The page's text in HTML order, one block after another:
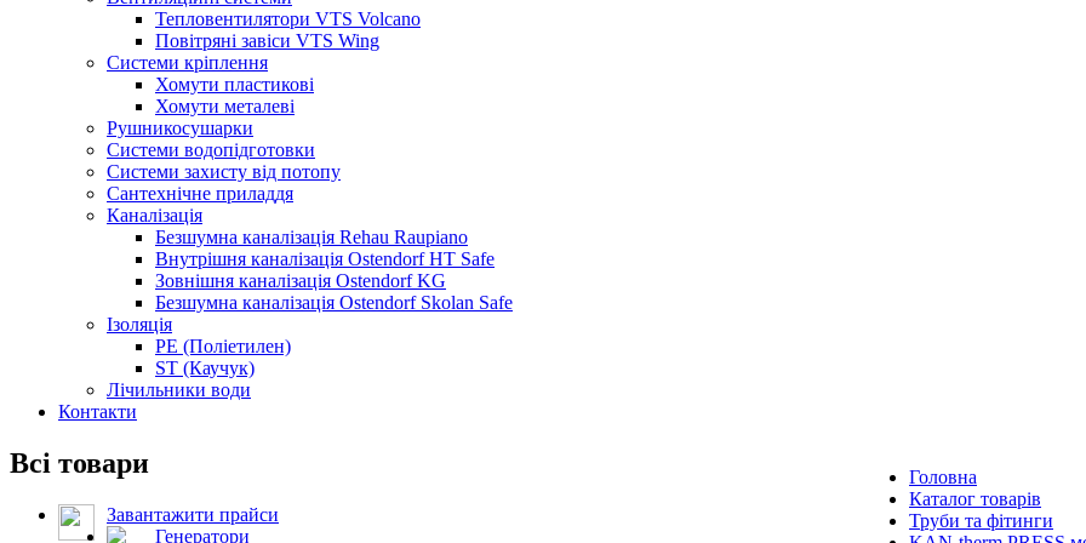
Тепловентилятори VTS Volcano
Повітряні завіси VTS Wing
Системи кріплення
Хомути пластикові
Хомути металеві
Рушникосушарки
Системи водопідготовки
Системи захисту від потопу
Сантехнічне приладдя
Каналізація
Безшумна каналізація Rehau Raupiano
Внутрішня каналізація Ostendorf HT Safe
Зовнішня каналізація Ostendorf KG
Безшумна каналізація Ostendorf Skolan Safe
Ізоляція
PE (Поліетилен)
ST (Каучук)
Лічильники води
Контакти
Головна
Каталог товарів
Труби та фітинги
Всі товари
Завантажити прайси
Генератори